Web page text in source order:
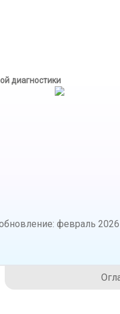
диагностики
: февраль 2026